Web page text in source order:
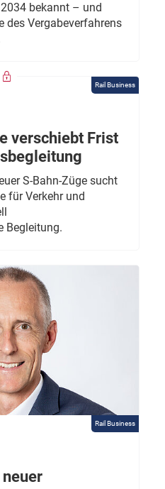
bekannt – und
des Vergabeverfahrens
Rail Business
verschiebt Frist
S-Bahn-Züge sucht
für Verkehr und
Begleitung.
Rail Business